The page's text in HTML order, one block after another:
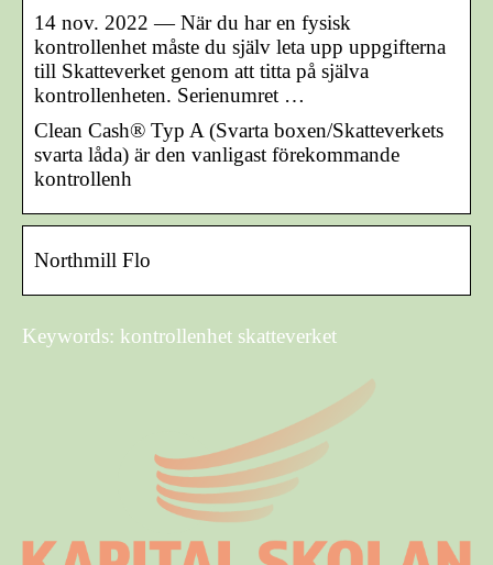
14 nov. 2022 — När du har en fysisk
kontrollenhet måste du själv leta upp uppgifterna
till Skatteverket genom att titta på själva
kontrollenheten. Serienumret …
Clean Cash® Typ A (Svarta boxen/Skatteverkets
svarta låda) är den vanligast förekommande
kontrollenh
Northmill Flo
Keywords: kontrollenhet skatteverket